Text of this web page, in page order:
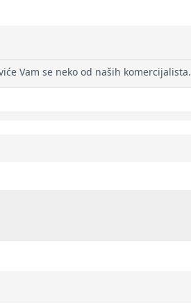
Vam se neko od naših komercijalista.